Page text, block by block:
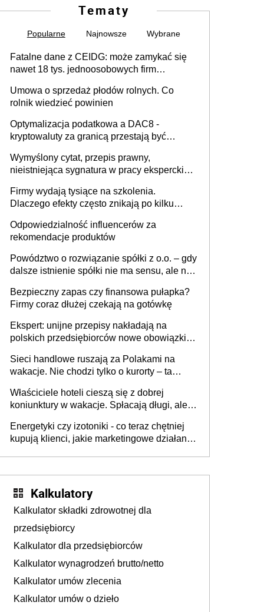
Tematy
Popularne Najnowsze Wybrane
Fatalne dane z CEIDG: może zamykać się
nawet 18 tys. jednoosobowych firm
Umowa o sprzedaż płodów rolnych. Co
rolnik wiedzieć powinien
Optymalizacja podatkowa a DAC8 -
kryptowaluty za granicą przestają być
Wymyślony cytat, przepis prawny,
nieistniejąca sygnatura w pracy eksperckiej -
firmie
Firmy wydają tysiące na szkolenia.
Dlaczego efekty często znikają po kilku
Odpowiedzialność influencerów za
rekomendacje produktów
Powództwo o rozwiązanie spółki z o.o. – gdy
dalsze istnienie spółki nie ma sensu, ale nie
Bezpieczny zapas czy finansowa pułapka?
Firmy coraz dłużej czekają na gotówkę
Ekspert: unijne przepisy nakładają na
polskich przedsiębiorców nowe obowiązki w
Sieci handlowe ruszają za Polakami na
wakacje. Nie chodzi tylko o kurorty – ta
tam, gdzie wielu spędzi urlop po cichu
Właściciele hoteli cieszą się z dobrej
koniunktury w wakacje. Spłacają długi, ale
Energetyki czy izotoniki - co teraz chętniej
kupują klienci, jakie marketingowe działania
Kalkulatory
Kalkulator składki zdrowotnej dla
przedsiębiorcy
Kalkulator dla przedsiębiorców
Kalkulator wynagrodzeń brutto/netto
Kalkulator umów zlecenia
Kalkulator umów o dzieło